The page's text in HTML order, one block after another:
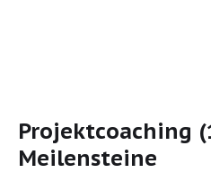
Projektcoaching
Meilensteine